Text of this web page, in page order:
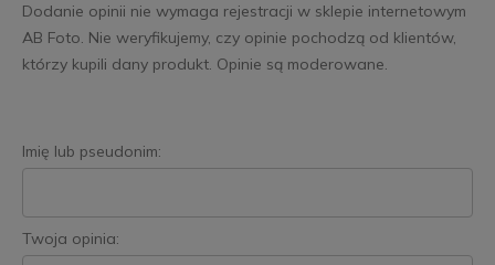
Dodanie opinii nie wymaga rejestracji w sklepie internetowym
AB Foto. Nie weryfikujemy, czy opinie pochodzą od klientów,
którzy kupili dany produkt. Opinie są moderowane.
Imię lub pseudonim:
Twoja opinia: